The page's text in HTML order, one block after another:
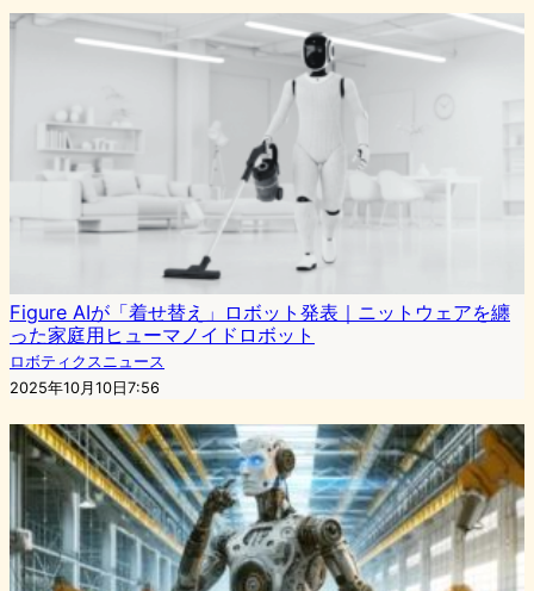
Figure AIが「着せ替え」ロボット発表｜ニットウェアを纏
った家庭用ヒューマノイドロボット
ロボティクスニュース
2025年10月10日7:56